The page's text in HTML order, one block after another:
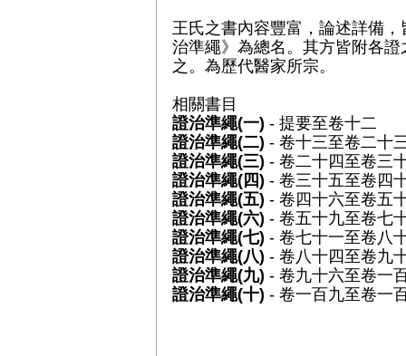
王氏之書內容豐富，論述詳備
治準繩》為總名。其方皆附各
之。為歷代醫家所宗。
相關書目
證治準繩(一) - 提要至卷十二
證治準繩(二) - 卷十三至卷二十
證治準繩(三) - 卷二十四至卷三
證治準繩(四) - 卷三十五至卷四
證治準繩(五) - 卷四十六至卷五
證治準繩(六) - 卷五十九至卷七
證治準繩(七) - 卷七十一至卷八
證治準繩(八) - 卷八十四至卷九
證治準繩(九) - 卷九十六至卷一
證治準繩(十) - 卷一百九至卷一